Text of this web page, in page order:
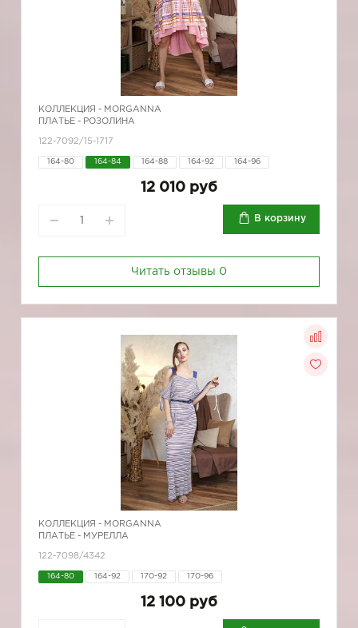
КОЛЛЕКЦИЯ - MORGANNA
ПЛАТЬЕ - РОЗОЛИНА
122-7092/15-1717
164-80 164-84 164-88 164-92 164-96
12 010 руб
В корзину
Читать отзывы 0
КОЛЛЕКЦИЯ - MORGANNA
ПЛАТЬЕ - МУРЕЛЛА
122-7098/4342
164-80 164-92 170-92 170-96
12 100 руб